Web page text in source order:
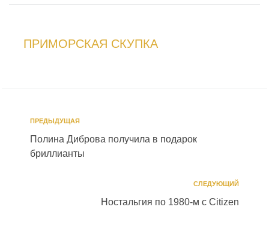
ПРИМОРСКАЯ СКУПКА
ПРЕДЫДУЩАЯ
Полина Диброва получила в подарок
бриллианты
СЛЕДУЮЩИЙ
Ностальгия по 1980-м с Citizen